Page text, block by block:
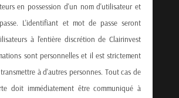
in the IMD World Competitiveness
2025, overtaking Singapore and
Kong to become the world’s most
economy. This prestigious
comes from the IMD World
Ranking, which evaluates
en possession d'un nom d'utilisateur et
L'identifiant et mot de passe seront
à l'entière discrétion de Clairinvest
sont personnelles et il est strictement
à d'autres personnes. Tout cas de
doit immédiatement être communiqué à